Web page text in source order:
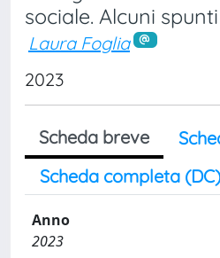
sociale. Alcuni
Laura Foglia
2023
Scheda breve
Scheda completa (DC)
Anno
2023